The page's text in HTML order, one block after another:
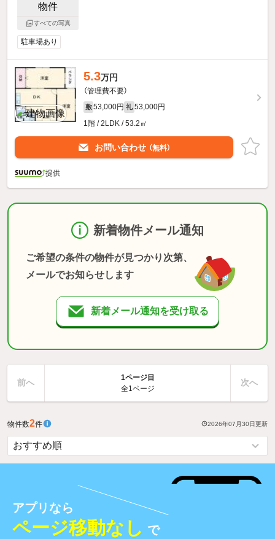
すべての写真
駐車場あり
5.3万円
（管理費不要）
敷 53,000円 礼 53,000円
1階 / 2LDK / 53.2㎡
お問い合わせ （無料）
提供
新着物件メール通知
ご希望の条件の物件が見つかり次第、
メールでお知らせします
新着メール通知を受け取る
前へ
1ページ目
全1ページ
次へ
物件数2件 2026年07月30日更新
アプリなら
ページ移動なし で